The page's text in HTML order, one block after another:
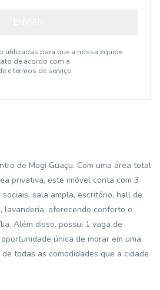
utilizadas para que a nossa equipe
de acordo com a
e termos de serviço
de Mogi Guaçu. Com uma área total
privativa, este imóvel conta com 3
sala ampla, escritório, hall de
lavanderia, oferecendo conforto e
Além disso, possui 1 vaga de
única de morar em uma
todas as comodidades que a cidade